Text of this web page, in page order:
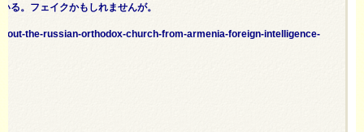
る。フェイクかもしれませんが。
out-the-russian-orthodox-church-from-armenia-foreign-intelligence-